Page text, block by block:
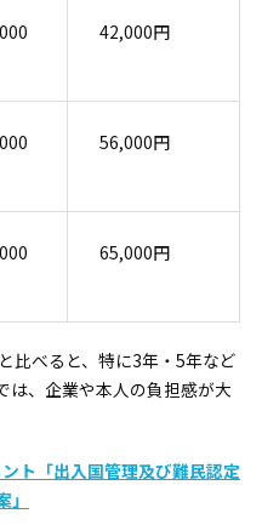
42,000円
56,000円
65,000円
比べると、特に3年・5年など
は、企業や本人の負担感が大
ト「出入国管理及び難民認定